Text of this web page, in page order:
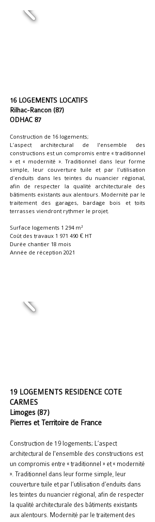
16 LOGEMENTS LOCATIFS
Rilhac-Rancon (87)
ODHAC 87
Construction de 16 logements;
L’aspect architectural de l'ensemble des
constructions est un compromis entre « traditionnel
» et « modernité ». Traditionnel dans leur forme
simple, leur couverture tuile et par l’utilisation
d’enduits dans les teintes du nuancier régional,
afin de respecter la qualité architecturale des
bâtiments existants aux alentours. Modernité par le
traitement des garages, bardage bois et toits
terrasses viendront rythmer le projet.
Surface logements 1 294 m²
Coût des travaux 1 971 490 € HT
Durée chantier 18 mois
Année de réception 2021
19 LOGEMENTS RESIDENCE COTE
CARMES
Limoges (87)
Pierres et Territoire de France
Construction de 19 logements; L’aspect
architectural de l'ensemble des constructions est
un compromis entre « traditionnel » et « modernité
». Traditionnel dans leur forme simple, leur
couverture tuile et par l’utilisation d’enduits dans
les teintes du nuancier régional, afin de respecter
la qualité architecturale des bâtiments existants
aux alentours. Modernité par le traitement des